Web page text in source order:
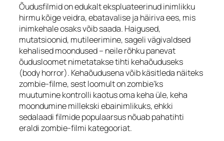
Õudusfilmid on edukalt ekspluateerinud inimlikku
hirmu kõige veidra, ebatavalise ja häiriva ees, mis
inimkehale osaks võib saada. Haigused,
mutatsioonid, mutileerimine, sageli vägivaldsed
kehalised moondused – neile rõhku panevat
õudusloomet nimetatakse tihti kehaõuduseks
(body horror). Kehaõudusena võib käsitleda näiteks
zombie-filme, sest loomult onzombie’ks
muutumine kontrolli kaotus oma keha üle, keha
moondumine millekski ebainimlikuks, ehkki
sedalaadi filmide populaarsus nõuab pahatihti
eraldizombie-filmi kategooriat.